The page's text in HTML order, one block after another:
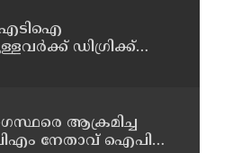
ഐടിഐ
ഡിഗ്രിക്ക്
ഉന്നത വിദ്യാഭ്യാസ
ആക്രമിച്ച
നേതാവ് ഐപി